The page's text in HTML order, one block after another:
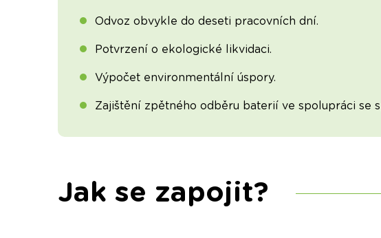
Odvoz obvykle do deseti pracovních dní.
Potvrzení o ekologické likvidaci.
Výpočet environmentální úspory.
Zajištění zpětného odběru baterií ve spolupráci se
Jak se zapojit?